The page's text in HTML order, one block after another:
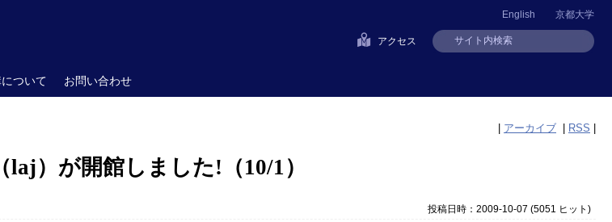
京都大学
English
アクセス
ついて お問い合わせ
| アーカイブ | RSS |
）が開館しました!（10/1）
投稿日時：2009-10-07 (5051 ヒット )